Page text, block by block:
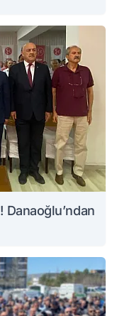
Danaoğlu’ndan